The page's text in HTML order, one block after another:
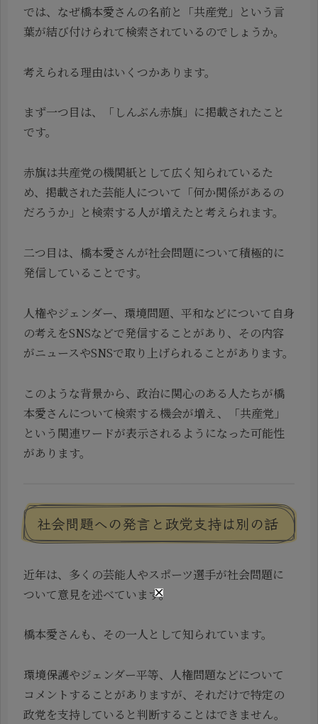
では、なぜ橋本愛さんの名前と「共産党」という言
葉が結び付けられて検索されているのでしょうか。
考えられる理由はいくつかあります。
まず一つ目は、「しんぶん赤旗」に掲載されたこと
です。
赤旗は共産党の機関紙として広く知られているた
め、掲載された芸能人について「何か関係があるの
だろうか」と検索する人が増えたと考えられます。
二つ目は、橋本愛さんが社会問題について積極的に
発信していることです。
人権やジェンダー、環境問題、平和などについて自身
の考えをSNSなどで発信することがあり、その内容
がニュースやSNSで取り上げられることがあります。
このような背景から、政治に関心のある人たちが橋
本愛さんについて検索する機会が増え、「共産党」
という関連ワードが表示されるようになった可能性
があります。
社会問題への発言と政党支持は別の話
近年は、多くの芸能人やスポーツ選手が社会問題に
ついて意見を述べています。
橋本愛さんも、その一人として知られています。
環境保護やジェンダー平等、人権問題などについて
コメントすることがありますが、それだけで特定の
政党を支持していると判断することはできません。